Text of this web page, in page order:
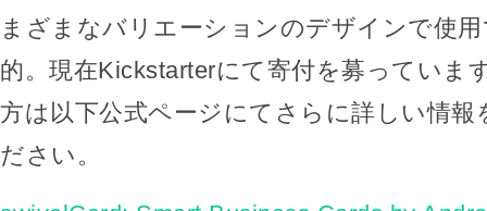
まざまなバリエーションのデザインで使
的。現在Kickstarterにて寄付を募っていま
方は以下公式ページにてさらに詳しい情報
ださい。